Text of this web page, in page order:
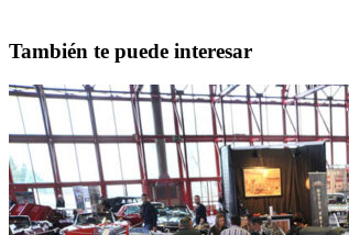
También te puede interesar